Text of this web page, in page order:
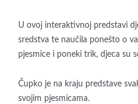
U ovoj interaktivnoj predstavi
sredstva te naučila ponešto o
pjesmice i poneki trik, djeca su
Čupko je na kraju predstave
svojim pjesmicama.